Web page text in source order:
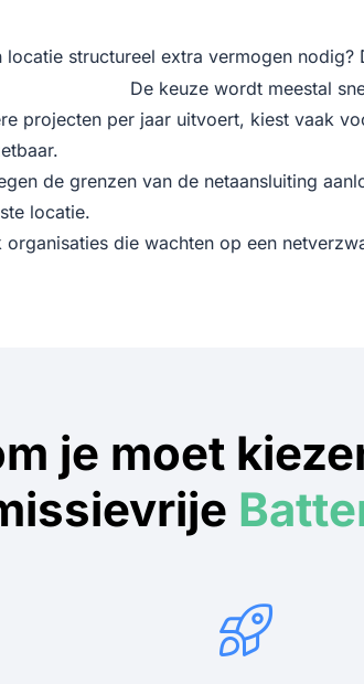
locatie structureel extra vermogen nodig?
De keuze wordt meestal
projecten per jaar uitvoert, kiest vaak
de grenzen van de netaansluiting
locatie.
organisaties die wachten op een
je moet